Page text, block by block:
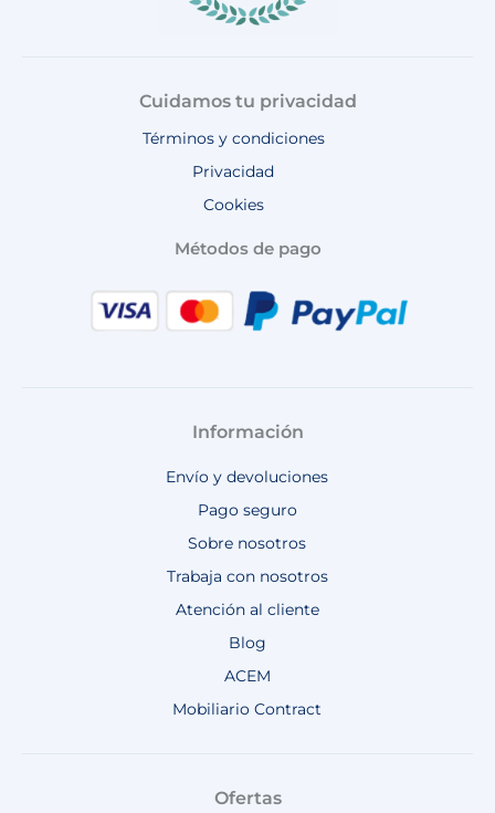
Cuidamos tu privacidad
Términos y condiciones
Privacidad
Cookies
Métodos de pago
Información
Envío y devoluciones
Pago seguro
Sobre nosotros
Trabaja con nosotros
Atención al cliente
Blog
ACEM
Mobiliario Contract
Ofertas